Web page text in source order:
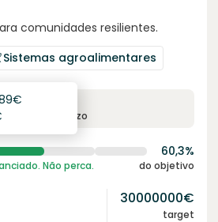
comunidades resilientes.
Sistemas agroalimentares
prazo
€
60,3%
Não perca. do objetivo
30000000€
target